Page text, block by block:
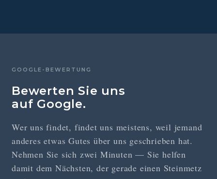
GOOGLE-BEWERTUNG
Bewerten Sie uns
auf Google.
Wer uns findet, findet uns meistens, weil jemand
anderes etwas Gutes über uns geschrieben hat.
Nehmen Sie sich zwei Minuten — Sie helfen
damit dem Nächsten, der gerade einen Steinmetz